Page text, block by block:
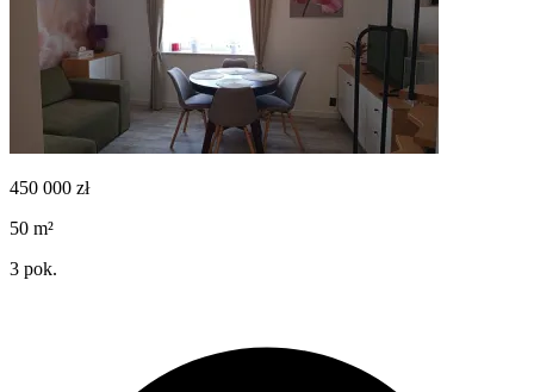
450 000 zł
50 m²
3 pok.